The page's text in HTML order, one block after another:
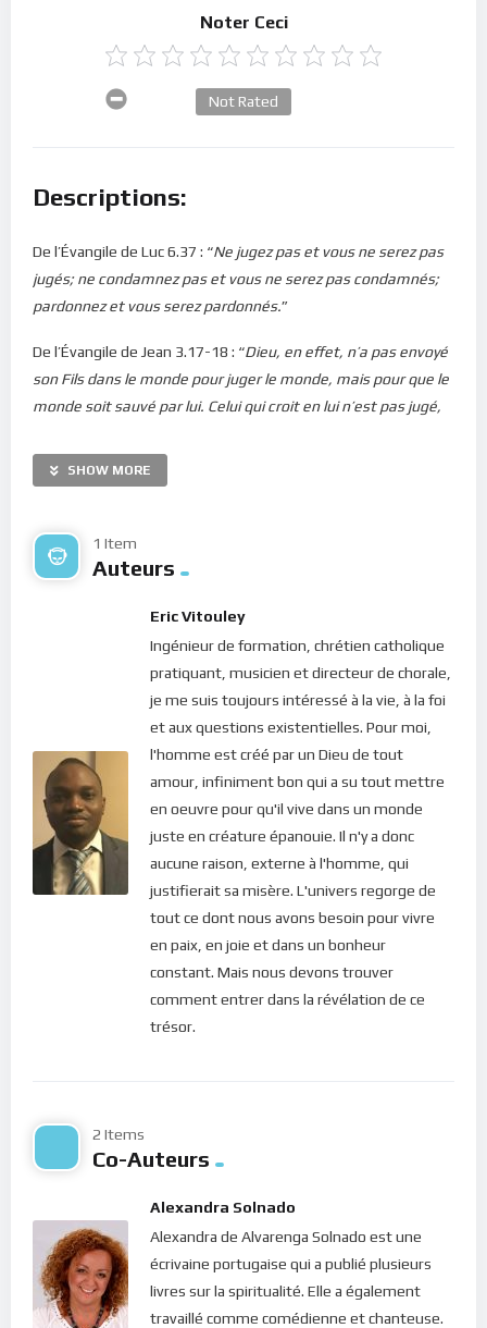
Noter Ceci
Not Rated
Descriptions:
De l’Évangile de Luc 6.37 : “Ne jugez pas et vous ne serez pas
jugés; ne condamnez pas et vous ne serez pas condamnés;
pardonnez et vous serez pardonnés.”
De l’Évangile de Jean 3.17-18 : “Dieu, en effet, n’a pas envoyé
son Fils dans le monde pour juger le monde, mais pour que le
monde soit sauvé par lui. Celui qui croit en lui n’est pas jugé,
au nom du Fils unique de Dieu
Justice-Même et la Vérité-Même, qui n’a en lui aucune tâche
et qui est parfait en toutes ses dimensions, pourrait-il se
nos croyances, oui. Mais cela dépend de ce que nous
entendons par “jugement”. En effet, le Christ dit : “Vous jugez
selon la chair; moi, je ne juge personne.” (Jean 8.15). Il atteste
ainsi qu’il n’a pas été envoyé pour juger les hommes, d’un
jugement absolu qui les condamnerait parce qu’ils ont dévié.
Cependant, il continue : “Et si je juge, mon jugement est vrai,
car je ne suis pas seul; mais le Père qui m’a envoyé est avec
moi. ” (Jean 8.16). On peut voir ici que le mot “jugement”
employé par Jésus renvoie beaucoup plus à une remarque de
la mauvaise posture de l’individu que d’une punition. Lorsque
j’ai mal fait quelque chose, le Christ qui voit que j’ai dévié, me
le fait remarquer. “Personne ne t’a-t-il condamnée? […] Je ne
te condamne pas non plus: va, et ne pèche plus”, dit-Il (Jean
8.10-11). Voilà également le sens de cet autre extrait de la
Ne jugez pas selon l’apparence, mais jugez selon la
” (Jean 7.24).
compréhension de celui qui ne s’élève pas au-dessus des
pensées humaines. Car le même Seigneur qui déclare qu’il ne
également jugé… Mais alors qui juge ? et que veut dire “juger”
La création de Dieu est parfaite. C’est un système
énergétique équilibré, tel un engrenage de champs
SHOW MORE
1 Item
Auteurs
Eric Vitouley
Ingénieur de formation, chrétien catholique
pratiquant, musicien et directeur de chorale,
je me suis toujours intéressé à la vie, à la foi
et aux questions existentielles. Pour moi,
l'homme est créé par un Dieu de tout
amour, infiniment bon qui a su tout mettre
en oeuvre pour qu'il vive dans un monde
juste en créature épanouie. Il n'y a donc
aucune raison, externe à l'homme, qui
justifierait sa misère. L'univers regorge de
tout ce dont nous avons besoin pour vivre
en paix, en joie et dans un bonheur
constant. Mais nous devons trouver
comment entrer dans la révélation de ce
trésor.
2 Items
Co-Auteurs
Alexandra Solnado
Alexandra de Alvarenga Solnado est une
écrivaine portugaise qui a publié plusieurs
livres sur la spiritualité. Elle a également
travaillé comme comédienne et chanteuse.